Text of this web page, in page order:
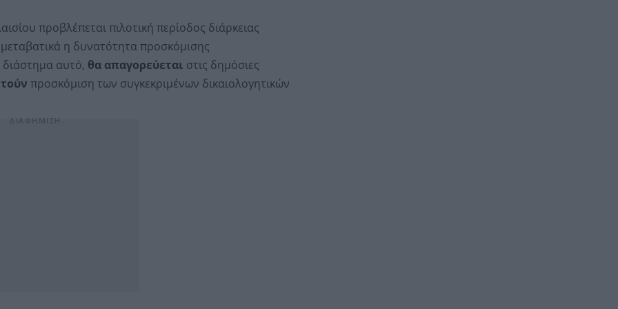
προβλέπεται πιλοτική περίοδος διάρκειας
η δυνατότητα προσκόμισης
διάστημα αυτό, θα απαγορεύεται στις δημόσιες
προσκόμιση των συγκεκριμένων δικαιολογητικών